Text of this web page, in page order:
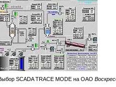
SCADA TRACE MODE на ОАО